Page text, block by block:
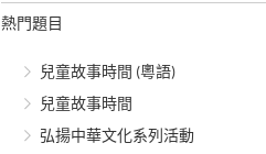
熱門題目
兒童故事時間 (粵語)
兒童故事時間
弘揚中華文化系列活動